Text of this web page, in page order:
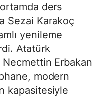
ders
Sezai Karakoç
yenileme
Atatürk
Necmettin Erbakan
modern
kapasitesiyle